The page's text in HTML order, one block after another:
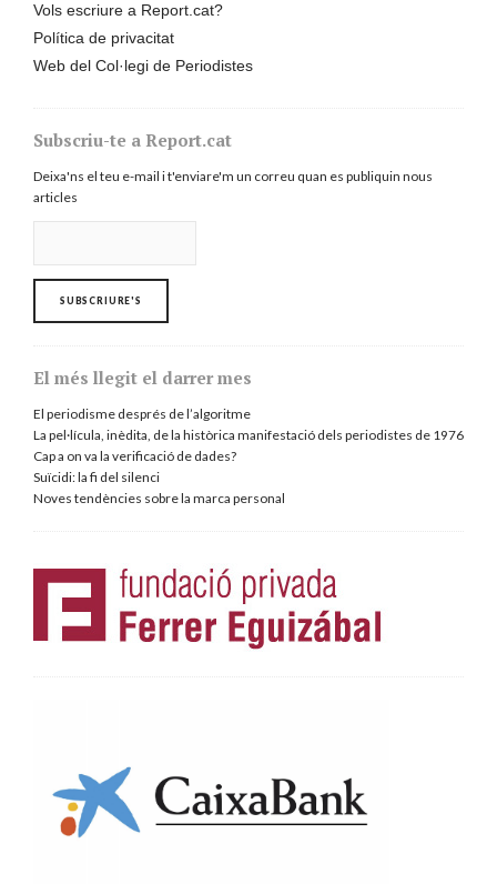
Vols escriure a Report.cat?
Política de privacitat
Web del Col·legi de Periodistes
Subscriu-te a Report.cat
Deixa'ns el teu e-mail i t'enviare'm un correu quan es publiquin nous
articles
El més llegit el darrer mes
El periodisme després de l’algoritme
La pel·lícula, inèdita, de la històrica manifestació dels periodistes de 1976
Cap a on va la verificació de dades?
Suïcidi: la fi del silenci
Noves tendències sobre la marca personal